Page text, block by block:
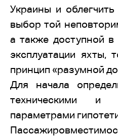
Украины и
выбор той
а также доступной
эксплуатации яхты,
принцип «разумной
Для начала
техническими и
параметрами